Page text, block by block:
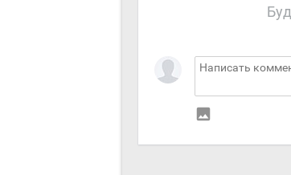
insert_photo